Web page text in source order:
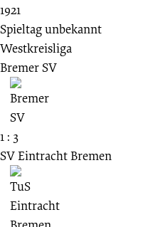
1921
Spieltag unbekannt
Westkreisliga
Bremer SV
1 : 3
SV Eintracht Bremen